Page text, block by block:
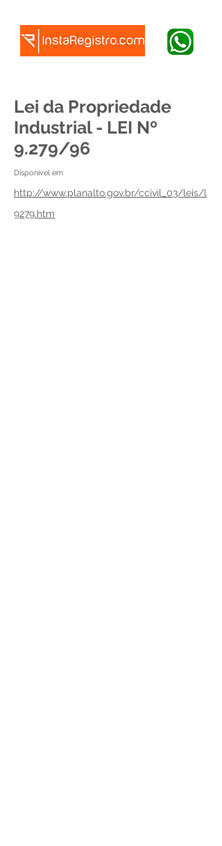
Lei da Propriedade
Industrial - LEI Nº
9.279/96
Disponível em
http://www.planalto.gov.br/ccivil_03/leis/l
9279.htm